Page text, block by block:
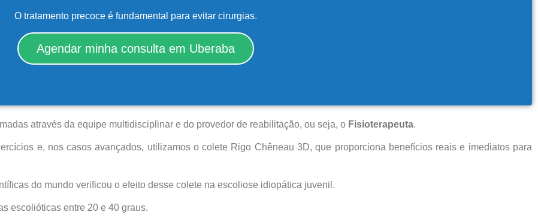
O tratamento precoce é fundamental para evitar cirurgias.
Agendar minha consulta em Uberaba
através da equipe multidisciplinar e do provedor de reabilitação, ou seja, o Fisioterapeuta.
e, nos casos avançados, utilizamos o colete Rigo Chêneau 3D, que proporciona benefícios reais e imediatos para
do mundo verificou o efeito desse colete na escoliose idiopática juvenil.
escolióticas entre 20 e 40 graus.